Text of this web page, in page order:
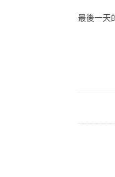
最後一天